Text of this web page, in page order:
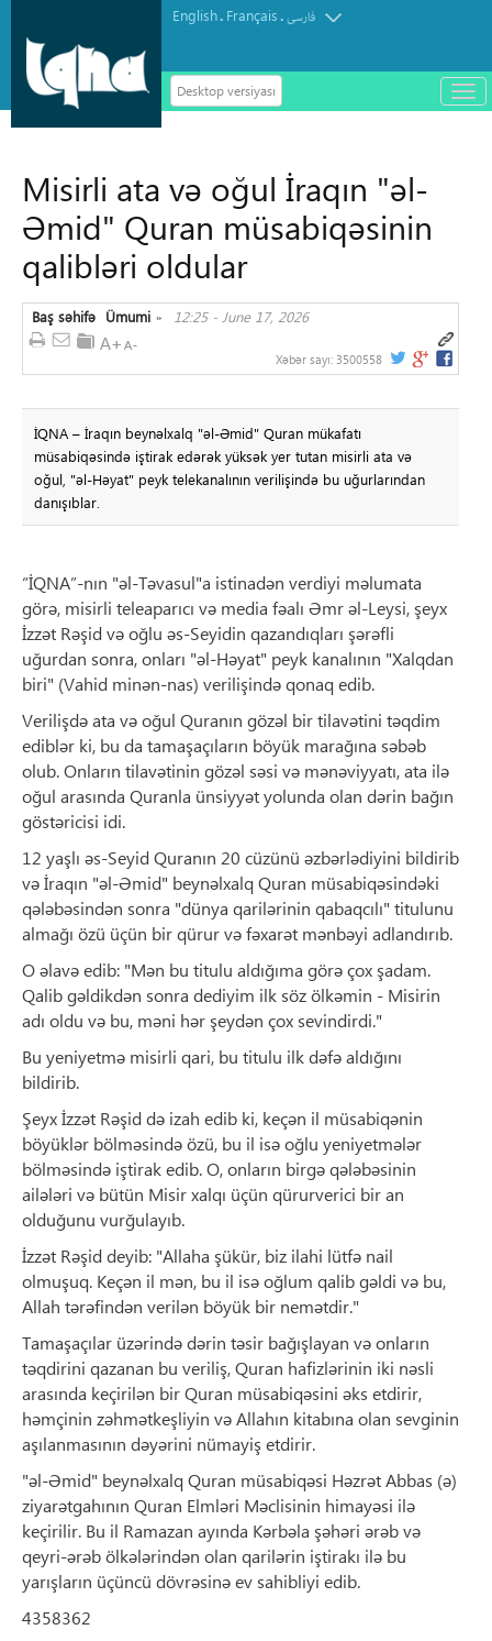
English. Français.فارسی
Desktop versiyası
باز
و
Misirli ata və oğul İraqın "əl-
Əmid" Quran müsabiqəsinin
qalibləri oldular
Baş səhifə »
Ümumi 12:25 - June 17, 2026
Xəbər sayı: 3500558
İQNA – İraqın beynəlxalq "əl-Əmid" Quran mükafatı
müsabiqəsində iştirak edərək yüksək yer tutan misirli ata və
oğul, "əl-Həyat" peyk telekanalının verilişində bu uğurlarından
danışıblar.
“İQNA”-nın "əl-Təvasul"a istinadən verdiyi məlumata
görə, misirli teleaparıcı və media fəalı Əmr əl-Leysi, şeyx
İzzət Rəşid və oğlu əs-Seyidin qazandıqları şərəfli
uğurdan sonra, onları "əl-Həyat" peyk kanalının "Xalqdan
biri" (Vahid minən-nas) verilişində qonaq edib.
Verilişdə ata və oğul Quranın gözəl bir tilavətini təqdim
ediblər ki, bu da tamaşaçıların böyük marağına səbəb
olub. Onların tilavətinin gözəl səsi və mənəviyyatı, ata ilə
oğul arasında Quranla ünsiyyət yolunda olan dərin bağın
göstəricisi idi.
12 yaşlı əs-Seyid Quranın 20 cüzünü əzbərlədiyini bildirib
və İraqın "əl-Əmid" beynəlxalq Quran müsabiqəsindəki
qələbəsindən sonra "dünya qarilərinin qabaqcılı" titulunu
almağı özü üçün bir qürur və fəxarət mənbəyi adlandırıb.
O əlavə edib: "Mən bu titulu aldığıma görə çox şadam.
Qalib gəldikdən sonra dediyim ilk söz ölkəmin - Misirin
adı oldu və bu, məni hər şeydən çox sevindirdi."
Bu yeniyetmə misirli qari, bu titulu ilk dəfə aldığını
bildirib.
Şeyx İzzət Rəşid də izah edib ki, keçən il müsabiqənin
böyüklər bölməsində özü, bu il isə oğlu yeniyetmələr
bölməsində iştirak edib. O, onların birgə qələbəsinin
ailələri və bütün Misir xalqı üçün qürurverici bir an
olduğunu vurğulayıb.
İzzət Rəşid deyib: "Allaha şükür, biz ilahi lütfə nail
olmuşuq. Keçən il mən, bu il isə oğlum qalib gəldi və bu,
Allah tərəfindən verilən böyük bir nemətdir."
Tamaşaçılar üzərində dərin təsir bağışlayan və onların
təqdirini qazanan bu veriliş, Quran hafizlərinin iki nəsli
arasında keçirilən bir Quran müsabiqəsini əks etdirir,
həmçinin zəhmətkeşliyin və Allahın kitabına olan sevginin
aşılanmasının dəyərini nümayiş etdirir.
"əl-Əmid" beynəlxalq Quran müsabiqəsi Həzrət Abbas (ə)
ziyarətgahının Quran Elmləri Məclisinin himayəsi ilə
keçirilir. Bu il Ramazan ayında Kərbəla şəhəri ərəb və
qeyri-ərəb ölkələrindən olan qarilərin iştirakı ilə bu
yarışların üçüncü dövrəsinə ev sahibliyi edib.
4358362